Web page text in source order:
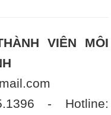
VIÊN MÔI
- Hotline: